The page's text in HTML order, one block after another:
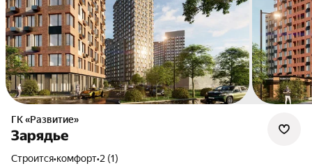
ГК «Развитие»
Зарядье
Строится•комфорт•2 (1)